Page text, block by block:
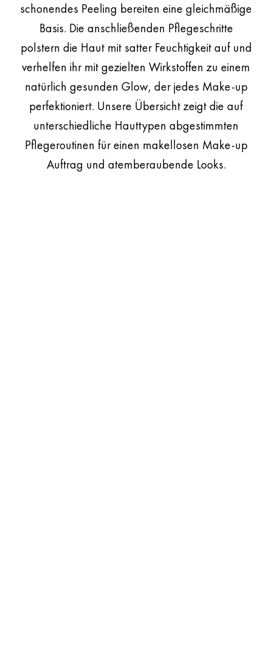
schonendes Peeling bereiten eine gleichmäßige
Basis. Die anschließenden Pflegeschritte
polstern die Haut mit satter Feuchtigkeit auf und
verhelfen ihr mit gezielten Wirkstoffen zu einem
natürlich gesunden Glow, der jedes Make-up
perfektioniert. Unsere Übersicht zeigt die auf
unterschiedliche Hauttypen abgestimmten
Pflegeroutinen für einen makellosen Make-up
Auftrag und atemberaubende Looks.